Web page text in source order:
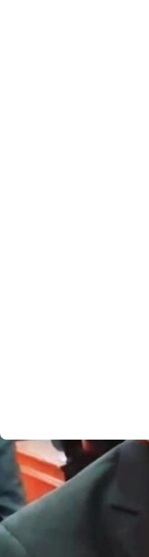
Wabup Intan Dorong
Berkarakter dan Sadar